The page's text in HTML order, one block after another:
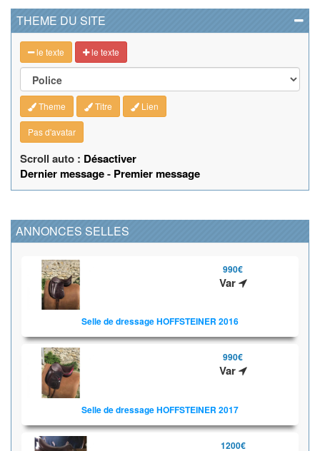
THEME DU SITE
le texte le texte
Theme Titre Lien
Pas d'avatar
Scroll auto : Désactiver
Dernier message- Premier message
ANNONCES SELLES
990€
Var
Selle de dressage HOFFSTEINER 2016
990€
Var
Selle de dressage HOFFSTEINER 2017
1200€